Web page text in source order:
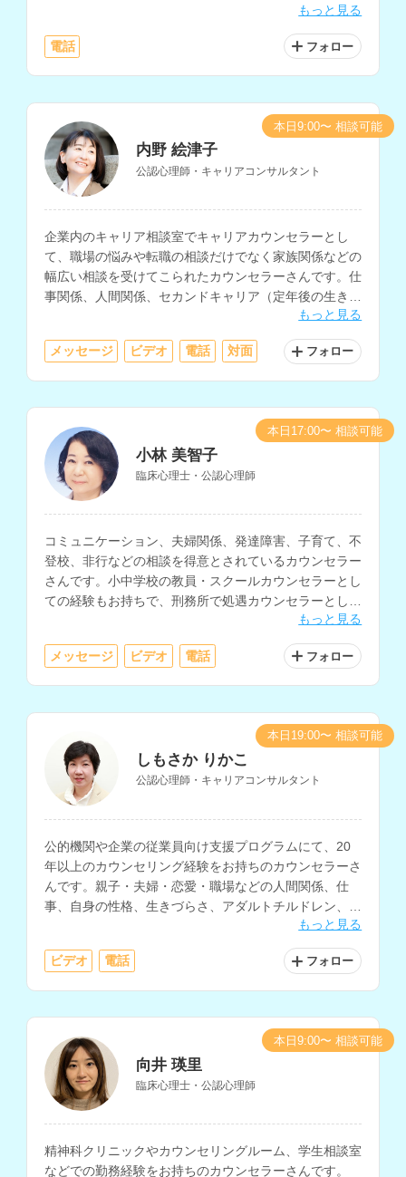
もっと見る
電話 フォロー
内野 絵津子
公認心理師・キャリアコンサルタント
企業内のキャリア相談室でキャリアカウンセラーとし
て、職場の悩みや転職の相談だけでなく家族関係などの
幅広い相談を受けてこられたカウンセラーさんです。仕
事関係、人間関係、セカンドキャリア（定年後の生き
もっと見る
メッセージ ビデオ 電話 対面 フォロー
本日9:00〜 相談可能
小林 美智子
臨床心理士・公認心理師
コミュニケーション、夫婦関係、発達障害、子育て、不
登校、非行などの相談を得意とされているカウンセラー
さんです。小中学校の教員・スクールカウンセラーとし
ての経験もお持ちで、刑務所で処遇カウンセラーとして
加害者の矯正教育にも関わってこられています。もっと見る
メッセージ ビデオ 電話 フォロー
本日17:00〜 相談可能
しもさか りかこ
公認心理師・キャリアコンサルタント
公的機関や企業の従業員向け支援プログラムにて、20
年以上のカウンセリング経験をお持ちのカウンセラーさ
んです。親子・夫婦・恋愛・職場などの人間関係、仕
事、自身の性格、生きづらさ、アダルトチルドレン、
HSP、コミュニケーションなどの相談に対応されていま
もっと見る
ビデオ 電話 フォロー
本日19:00〜 相談可能
向井 瑛里
臨床心理士・公認心理師
精神科クリニックやカウンセリングルーム、学生相談室
などでの勤務経験をお持ちのカウンセラーさんです。
本日9:00〜 相談可能